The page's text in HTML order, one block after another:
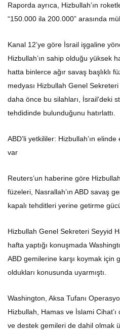
Raporda ayrıca, Hizbullah’ın
“150.000 ila 200.000” arasında
Kanal 12’ye göre İsrail işgaline
Hizbullah’ın sahip olduğu yüksek
hatta binlerce ağır savaş başlıklı
medyası Hizbullah Genel Sekreteri
daha önce bu silahları, İsrail’deki
tehdidinde bulunduğunu hatırlattı.
ABD’li yetkililer: Hizbullah’ın
var
Reuters’un haberine göre
füzeleri, Nasrallah’ın ABD savaş
kapalı tehditleri yerine getirme
Hizbullah Genel Sekreteri Seyyid
hafta yaptığı konuşmada
ABD gemilerine karşı koymak için
oldukları konusunda uyarmıştı.
Washington, Aksa Tufanı
Hizbullah, Hamas ve İslami
ve destek gemileri de dahil olmak